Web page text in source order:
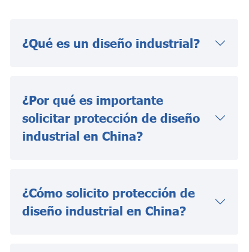
¿Qué es un diseño industrial?
¿Por qué es importante
solicitar protección de diseño
industrial en China?
¿Cómo solicito protección de
diseño industrial en China?